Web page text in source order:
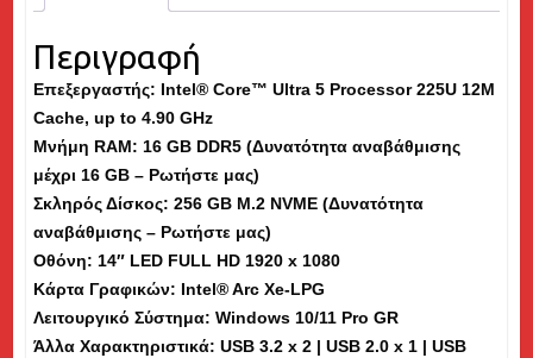
RAM,
M.2
NVME
SSD,
14"
-
Εκθεσιακό
(md)
ποσότητα
Περιγραφή
Επεξεργαστής: Intel® Core™ Ultra 5 Processor 225U 12M
Cache, up to 4.90 GHz
Μνήμη RAM: 16 GB DDR5 (Δυνατότητα αναβάθμισης
μέχρι 16 GB – Ρωτήστε μας)
Σκληρός Δίσκος: 256 GB M.2 NVME (Δυνατότητα
αναβάθμισης – Ρωτήστε μας)
Οθόνη: 14″ LED FULL HD 1920 x 1080
Κάρτα Γραφικών: Intel® Arc Xe-LPG
Λειτουργικό Σύστημα: Windows 10/11 Pro GR
Άλλα Χαρακτηριστικά: USB 3.2 x 2 | USB 2.0 x 1 | USB